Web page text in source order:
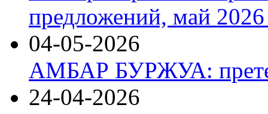
предложений, май 2026
04-05-2026
АМБАР БУРЖУА:
24-04-2026